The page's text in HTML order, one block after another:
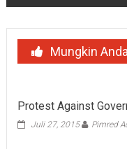
Mungkin
Protest Against
Juli 27, 2015 Pimred